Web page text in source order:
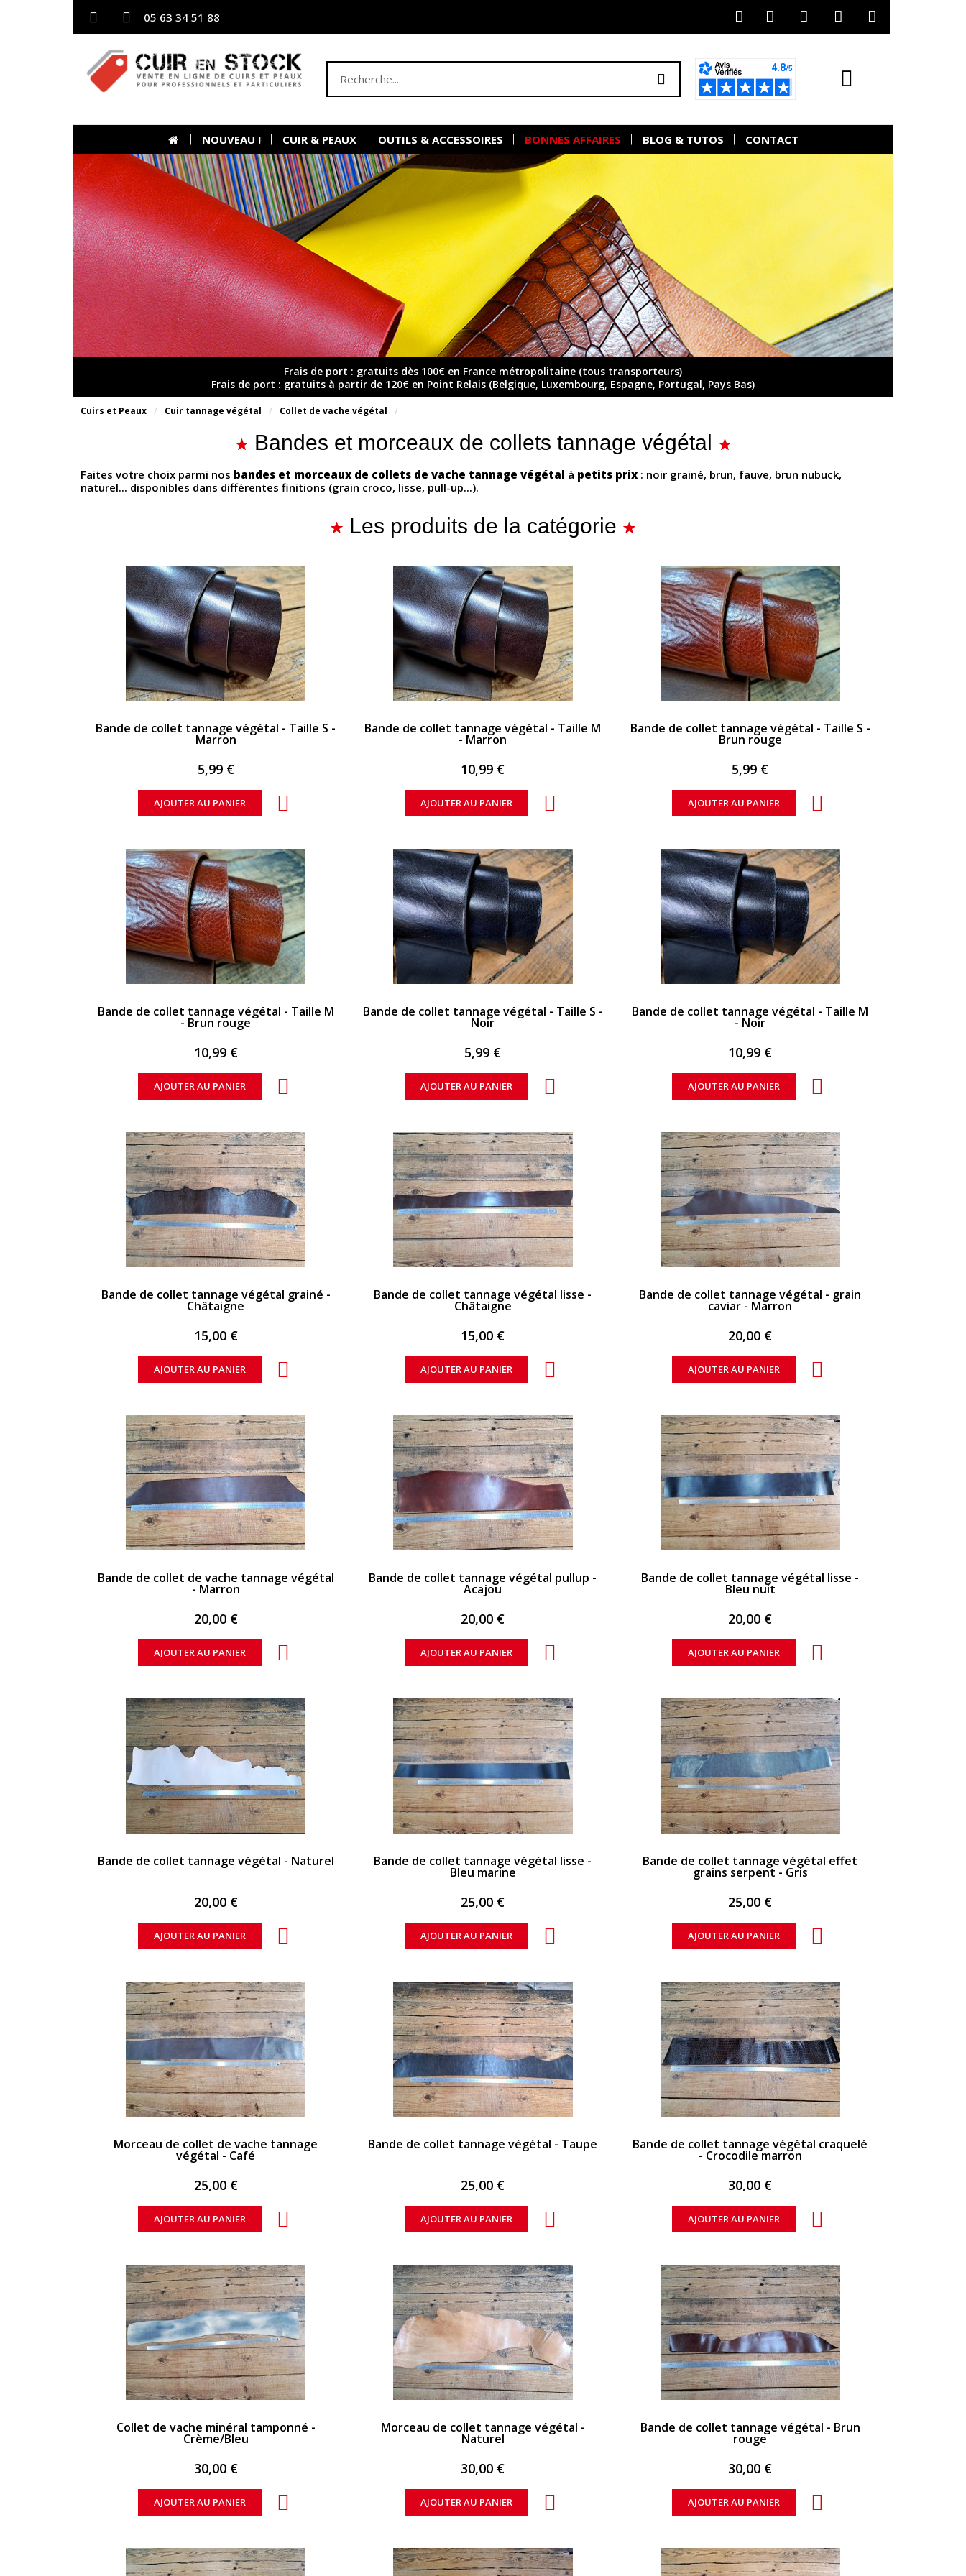
05 63 34 51 88
NOUVEAU ! CUIR & PEAUX OUTILS & ACCESSOIRES BONNES AFFAIRES BLOG & TUTOS CONTACT
Frais de port : gratuits dès 100€ en France métropolitaine (tous transporteurs)
Frais de port : gratuits à partir de 120€ en Point Relais (Belgique, Luxembourg, Espagne, Portugal, Pays Bas)
Cuirs et Peaux Cuir tannage végétal Collet de vache végétal
Bandes et morceaux de collets tannage végétal
Faites votre choix parmi nos bandes et morceaux de collets de vache tannage végétal à petits prix: noir grainé, brun, fauve, brun nubuck,
naturel... disponibles dans différentes finitions (grain croco, lisse, pull-up...).
Les produits de la catégorie
Bande de collet tannage végétal - Taille S -
Marron
5,99 €
AJOUTER AU PANIER
Bande de collet tannage végétal - Taille M
- Marron
10,99 €
AJOUTER AU PANIER
Bande de collet tannage végétal - Taille S -
Brun rouge
5,99 €
AJOUTER AU PANIER
Bande de collet tannage végétal - Taille M
- Brun rouge
10,99 €
AJOUTER AU PANIER
Bande de collet tannage végétal - Taille S -
Noir
5,99 €
AJOUTER AU PANIER
Bande de collet tannage végétal - Taille M
- Noir
10,99 €
AJOUTER AU PANIER
Bande de collet tannage végétal grainé -
Châtaigne
15,00 €
AJOUTER AU PANIER
Bande de collet tannage végétal lisse -
Châtaigne
15,00 €
AJOUTER AU PANIER
Bande de collet tannage végétal - grain
caviar - Marron
20,00 €
AJOUTER AU PANIER
Bande de collet de vache tannage végétal
- Marron
20,00 €
AJOUTER AU PANIER
Bande de collet tannage végétal pullup -
Acajou
20,00 €
AJOUTER AU PANIER
Bande de collet tannage végétal lisse -
Bleu nuit
20,00 €
AJOUTER AU PANIER
Bande de collet tannage végétal - Naturel
20,00 €
AJOUTER AU PANIER
Bande de collet tannage végétal lisse -
Bleu marine
25,00 €
AJOUTER AU PANIER
Bande de collet tannage végétal effet
grains serpent - Gris
25,00 €
AJOUTER AU PANIER
Morceau de collet de vache tannage
végétal - Café
25,00 €
AJOUTER AU PANIER
Bande de collet tannage végétal - Taupe
25,00 €
AJOUTER AU PANIER
Bande de collet tannage végétal craquelé
- Crocodile marron
30,00 €
AJOUTER AU PANIER
Collet de vache minéral tamponné -
Crème/Bleu
30,00 €
AJOUTER AU PANIER
Morceau de collet tannage végétal -
Naturel
30,00 €
AJOUTER AU PANIER
Bande de collet tannage végétal - Brun
rouge
30,00 €
AJOUTER AU PANIER